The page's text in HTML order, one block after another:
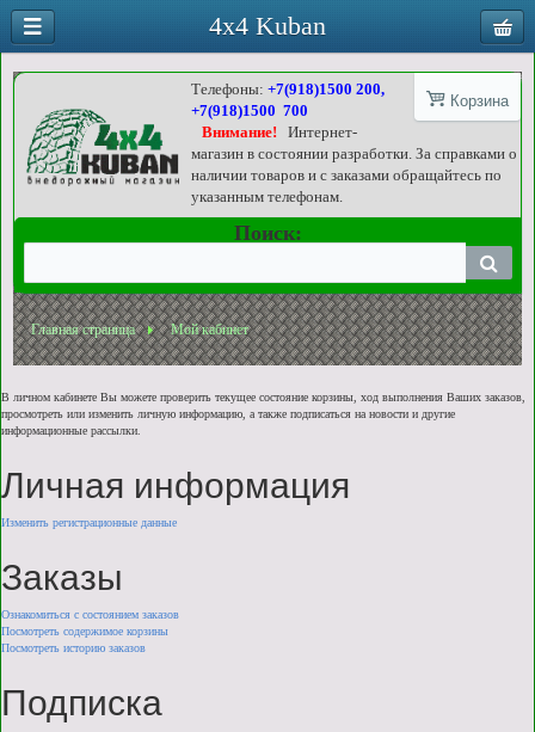
Корзина
Телефоны:+7(918)1500 200,
+7(918)1500 700
Внимание!
Интернет-
магазин в состоянии разработки. За справками о
наличии товаров и с заказами обращайтесь по
указанным телефонам.
Поиск:
Главная страница Мой кабинет
В личном кабинете Вы можете проверить текущее состояние корзины, ход выполнения Ваших заказов,
просмотреть или изменить личную информацию, а также подписаться на новости и другие
информационные рассылки.
Личная информация
Изменить регистрационные данные
Заказы
Ознакомиться с состоянием заказов
Посмотреть содержимое корзины
Посмотреть историю заказов
Подписка
4x4 Kuban